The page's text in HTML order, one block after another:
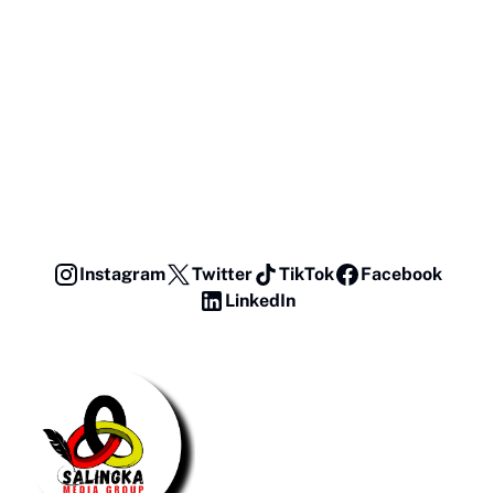
Instagram Twitter TikTok
Facebook
LinkedIn